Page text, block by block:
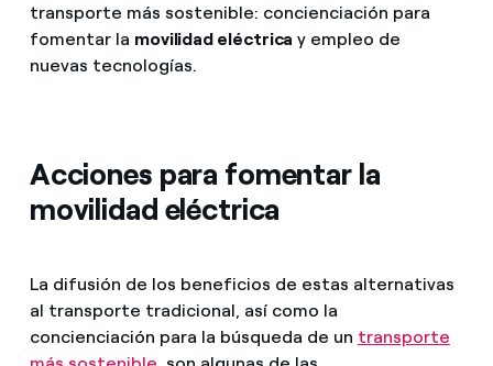
transporte más sostenible: concienciación para
fomentar la movilidad eléctrica y empleo de
nuevas tecnologías.
Acciones para fomentar la
movilidad eléctrica
La difusión de los beneficios de estas alternativas
al transporte tradicional, así como la
concienciación para la búsqueda de un transporte